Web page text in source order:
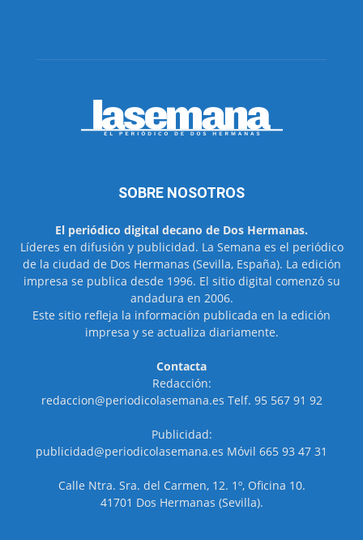
SOBRE NOSOTROS
El periódico digital decano de Dos Hermanas.
Líderes en difusión y publicidad. La Semana es el periódico
de la ciudad de Dos Hermanas (Sevilla, España). La edición
impresa se publica desde 1996. El sitio digital comenzó su
andadura en 2006.
Este sitio refleja la información publicada en la edición
impresa y se actualiza diariamente.
Contacta
Redacción:
redaccion@periodicolasemana.es Telf. 95 567 91 92
Publicidad:
publicidad@periodicolasemana.es Móvil 665 93 47 31
Calle Ntra. Sra. del Carmen, 12. 1º, Oficina 10.
41701 Dos Hermanas (Sevilla).